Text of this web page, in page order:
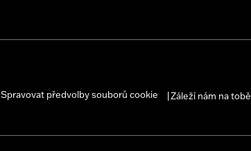
Spravovat předvolby souborů cookie Záleží nám na tobě